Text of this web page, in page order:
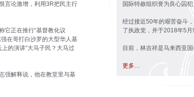
言论激增，利用3R把民主行
它正在推行“基督教化议
在哥打白沙罗的大型华人基
的演讲“大马子民？大马过
强解释说，他在教堂里与基
国际特赦组织誉为良心囚
经过接近50年的艰苦奋斗
了执政党，并于2018年5月
目前，林吉祥是马来西亚国
更多…